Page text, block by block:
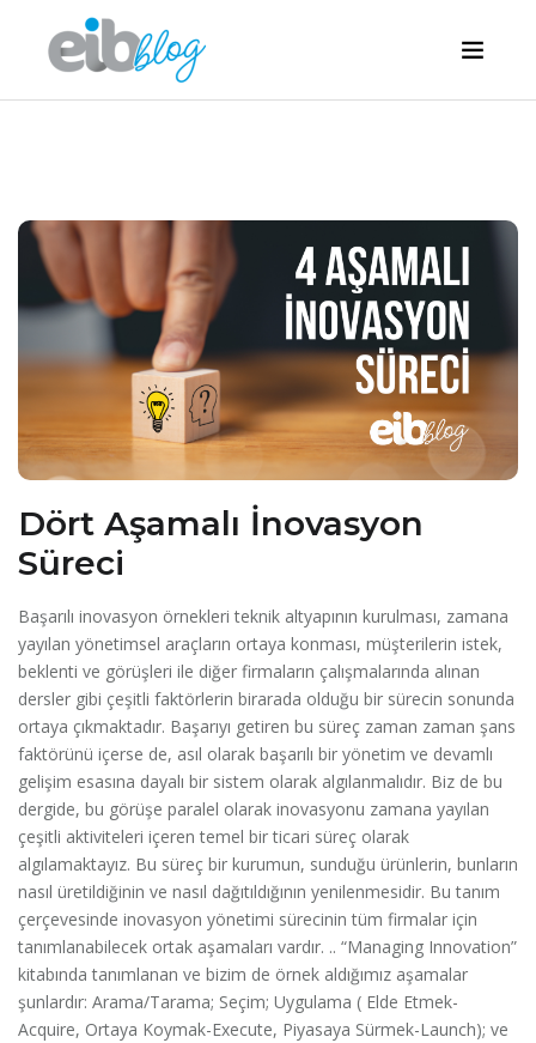
Dört Aşamalı İnovasyon
Süreci
Başarılı inovasyon örnekleri teknik altyapının kurulması, zamana
yayılan yönetimsel araçların ortaya konması, müşterilerin istek,
beklenti ve görüşleri ile diğer firmaların çalışmalarında alınan
dersler gibi çeşitli faktörlerin birarada olduğu bir sürecin sonunda
ortaya çıkmaktadır. Başarıyı getiren bu süreç zaman zaman şans
faktörünü içerse de, asıl olarak başarılı bir yönetim ve devamlı
gelişim esasına dayalı bir sistem olarak algılanmalıdır. Biz de bu
dergide, bu görüşe paralel olarak inovasyonu zamana yayılan
çeşitli aktiviteleri içeren temel bir ticari süreç olarak
algılamaktayız. Bu süreç bir kurumun, sunduğu ürünlerin, bunların
nasıl üretildiğinin ve nasıl dağıtıldığının yenilenmesidir. Bu tanım
çerçevesinde inovasyon yönetimi sürecinin tüm firmalar için
tanımlanabilecek ortak aşamaları vardır. .. “Managing Innovation”
kitabında tanımlanan ve bizim de örnek aldığımız aşamalar
şunlardır: Arama/Tarama; Seçim; Uygulama ( Elde Etmek-
Acquire, Ortaya Koymak-Execute, Piyasaya Sürmek-Launch); ve